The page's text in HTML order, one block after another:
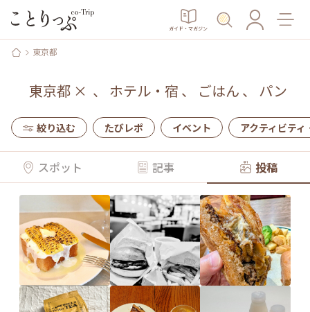
ガイド・マガジン
東京都
東京都× 、 ホテル・宿 、 ごはん 、 パン
絞り込む たびレポ イベント アクティビティ
スポット 記事 投稿